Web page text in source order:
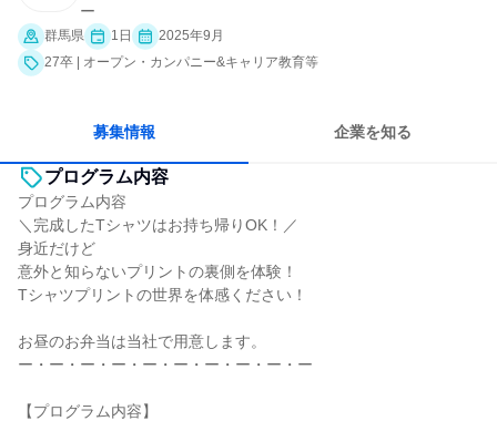
ー
群馬県 1日
2025年9月
27卒 | オープン・カンパニー&キャリア教育等
募集情報 企業を知る
プログラム内容
プログラム内容
＼完成したTシャツはお持ち帰りOK！／
身近だけど
意外と知らないプリントの裏側を体験！
Tシャツプリントの世界を体感ください！
お昼のお弁当は当社で用意します。
ー・ー・ー・ー・ー・ー・ー・ー・ー・ー
【プログラム内容】